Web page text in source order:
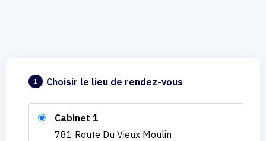
1 Choisir le lieu de rendez-vous
Cabinet 1
781 Route Du Vieux Moulin